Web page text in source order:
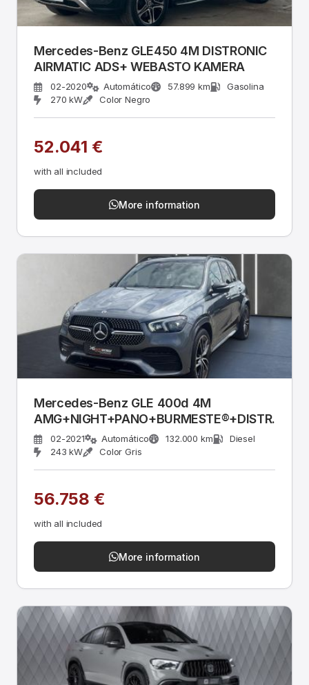
Mercedes-Benz GLE450 4M DISTRONIC
AIRMATIC ADS+ WEBASTO KAMERA
02-2020 Automático 57.899 km
Gasolina
270 kW
Color Negro
52.041 €
with all included
More information
Mercedes-Benz GLE 400d 4M
AMG+NIGHT+PANO+BURMESTE®+DISTR.+HUD
02-2021 Automático 132.000 km
Diesel
243 kW
Color Gris
56.758 €
with all included
More information